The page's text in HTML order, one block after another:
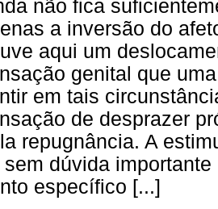
não fica
a inversão do
aqui um
genital que
em tais
de desprazer
repugnância. A
sem dúvida
específico [...]